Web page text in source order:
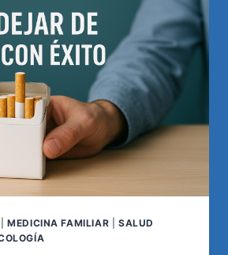
|MEDICINA FAMILIAR |SALUD